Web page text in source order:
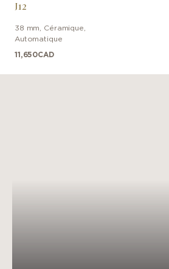
J12
38 mm, Céramique,
Automatique
11,650CAD